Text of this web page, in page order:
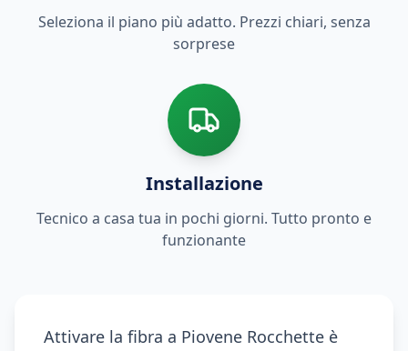
Seleziona il piano più adatto. Prezzi chiari, senza
sorprese
Installazione
Tecnico a casa tua in pochi giorni. Tutto pronto e
funzionante
Attivare la fibra a Piovene Rocchette è